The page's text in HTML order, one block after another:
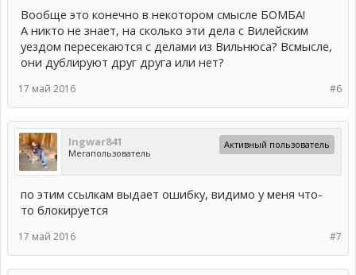
Вообще это конечно в некотором смысле БОМБА!
А никто не знает, на сколько эти дела с Вилейским
уездом пересекаются с делами из Вильнюса? Всмысле,
они дублируют друг друга или нет?
#6
17 май 2016
Ingwar841
Мегапользователь
Активный пользователь
по этим ссылкам выдает ошибку, видимо у меня что-
то блокируется
#7
17 май 2016